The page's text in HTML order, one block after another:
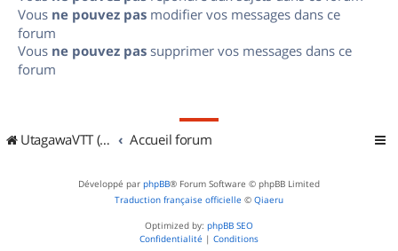
Vous ne pouvez pas modifier vos messages dans ce
forum
Vous ne pouvez pas supprimer vos messages dans ce
forum
UtagawaVTT (Randos VTT et VTTAE avec traces GPS) Accueil forum
Développé par phpBB® Forum Software © phpBB Limited
Traduction française officielle © Qiaeru
Optimized by: phpBB SEO
Confidentialité | Conditions